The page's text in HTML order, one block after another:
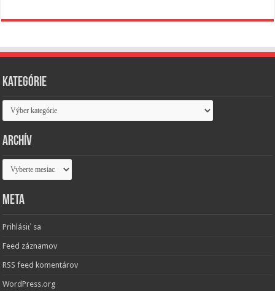
Kategórie
Kategórie
Archív
Archív
Meta
Prihlásiť sa
Feed záznamov
RSS feed komentárov
WordPress.org